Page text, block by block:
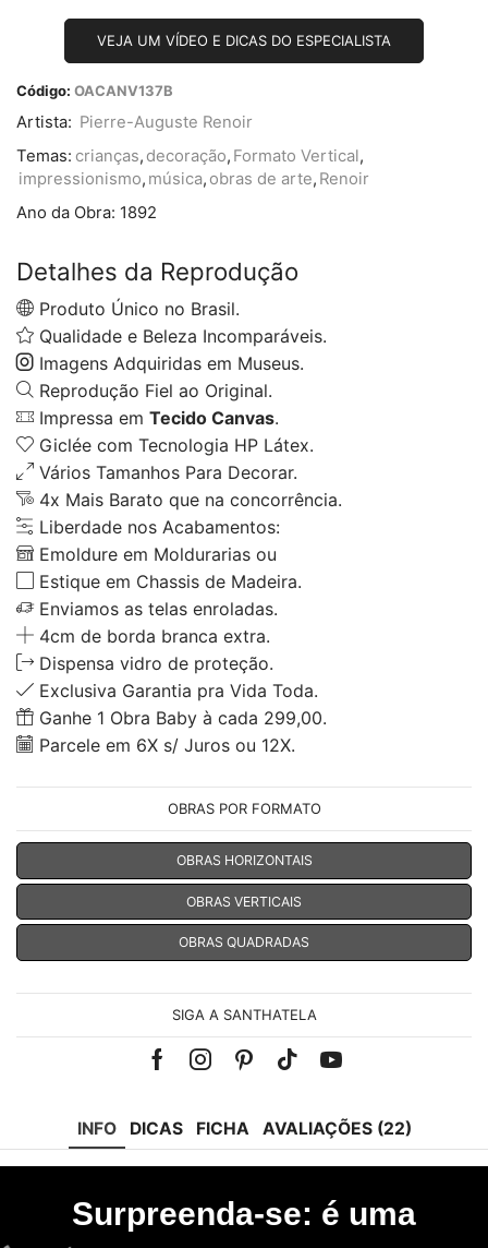
VEJA UM VÍDEO E DICAS DO ESPECIALISTA
Código: OACANV137B
Artista: Pierre-Auguste Renoir
Temas: crianças, decoração, Formato Vertical,
impressionismo, música, obras de arte, Renoir
Ano da Obra: 1892
Detalhes da Reprodução
Produto Único no Brasil.
Qualidade e Beleza Incomparáveis.
Imagens Adquiridas em Museus.
Reprodução Fiel ao Original.
Impressa em Tecido Canvas.
Giclée com Tecnologia HP Látex.
Vários Tamanhos Para Decorar.
4x Mais Barato que na concorrência.
Liberdade nos Acabamentos:
Emoldure em Moldurarias ou
Estique em Chassis de Madeira.
Enviamos as telas enroladas.
4cm de borda branca extra.
Dispensa vidro de proteção.
Exclusiva Garantia pra Vida Toda.
Ganhe 1 Obra Baby à cada 299,00.
Parcele em 6X s/ Juros ou 12X.
OBRAS POR FORMATO
OBRAS HORIZONTAIS
OBRAS VERTICAIS
OBRAS QUADRADAS
SIGA A SANTHATELA
FacebookInstagramPinterest
Tik-Youtube
INFO DICAS FICHA AVALIAÇÕES (22)
Surpreenda-se: é uma